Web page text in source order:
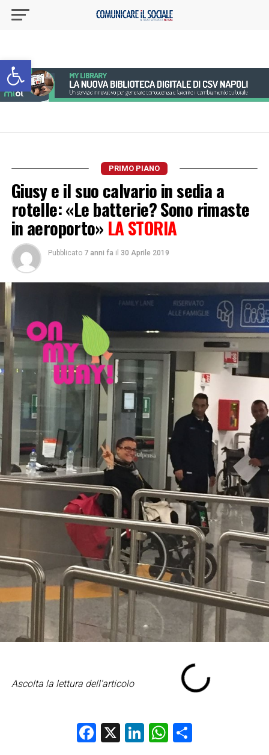
Apri la barra degli strumenti
PRIMO PIANO
Giusy e il suo calvario in sedia a
rotelle: «Le batterie? Sono rimaste
in aeroporto» LA STORIA
Pubblicato 7 anni fa il 30 Aprile 2019
Ascolta la lettura dell'articolo
Facebook
X LinkedInWhatsApp